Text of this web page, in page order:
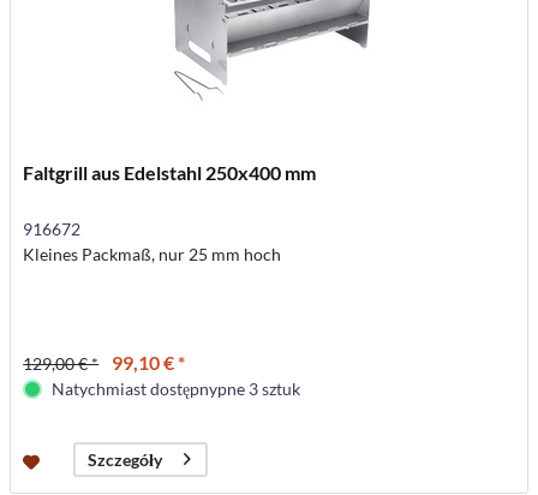
Faltgrill aus Edelstahl 250x400 mm
916672
Kleines Packmaß, nur 25 mm hoch
129,00 € * 99,10 € *
Natychmiast dostępnypne 3 sztuk
Szczegóły